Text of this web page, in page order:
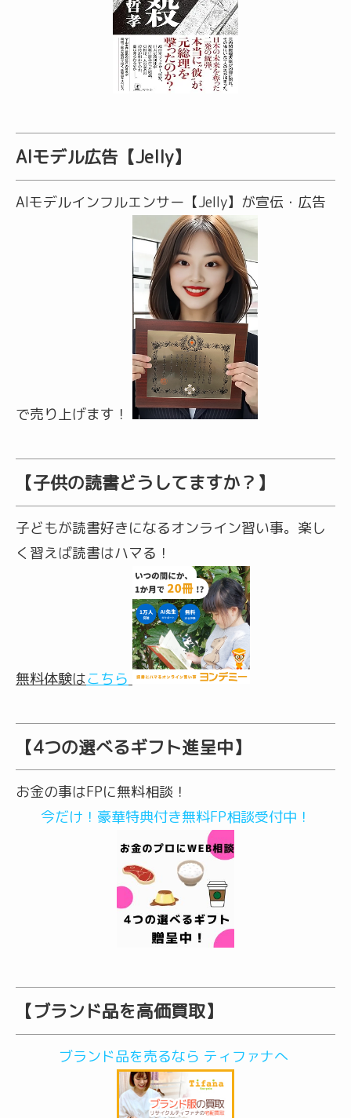
AIモデル広告【Jelly】
AIモデルインフルエンサー【Jelly】が宣伝・広告
で売り上げます！
【子供の読書どうしてますか？】
子どもが読書好きになるオンライン習い事。楽し
く習えば読書はハマる！
無料体験はこちら
【4つの選べるギフト進呈中】
お金の事はFPに無料相談！
今だけ！豪華特典付き無料FP相談受付中！
【ブランド品を高価買取】
ブランド品を売るなら ティファナへ